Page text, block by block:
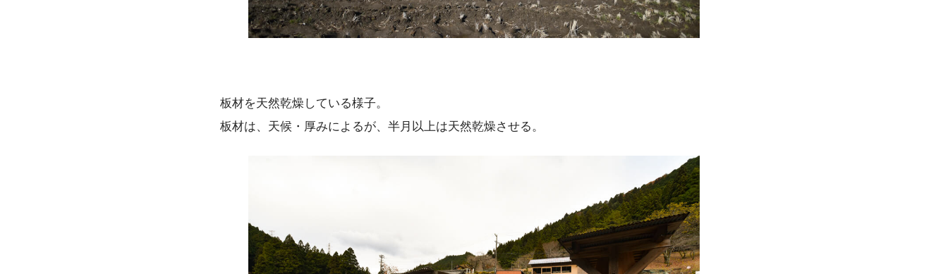
板材を天然乾燥している様子。
板材は、天候・厚みによるが、半月以上は天然乾燥させる。